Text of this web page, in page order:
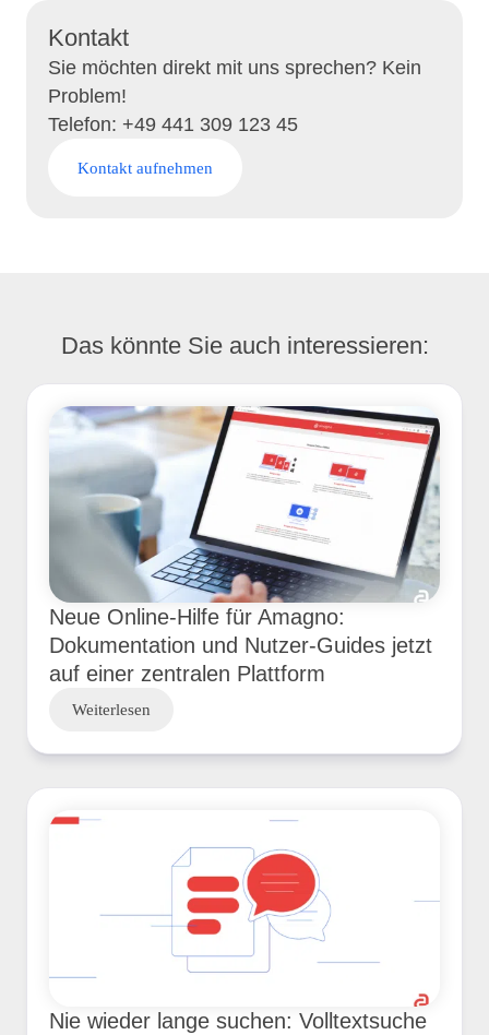
Kontakt
Sie möchten direkt mit uns sprechen? Kein
Problem!
Telefon: +49 441 309 123 45
Kontakt aufnehmen
Das könnte Sie auch interessieren:
Neue Online-Hilfe für Amagno:
Dokumentation und Nutzer-Guides jetzt
auf einer zentralen Plattform
Weiterlesen
Nie wieder lange suchen: Volltextsuche